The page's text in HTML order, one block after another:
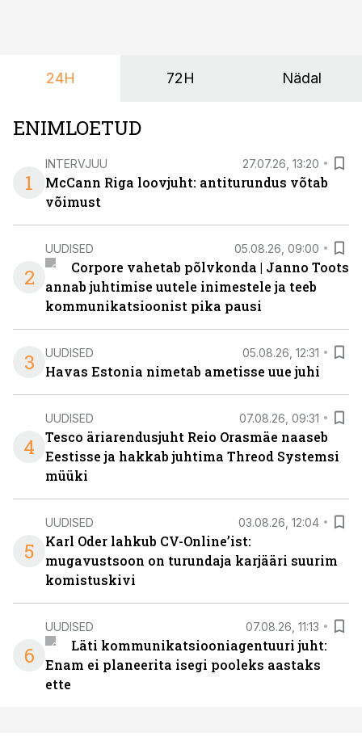
nendele vajadustele vastanud uuendusega, mis pakub
24H 72H Nädal
ENIMLOETUD
1
INTERVJUU 27.07.26, 13:20
McCann Riga loovjuht: antiturundus võtab
võimust
2
UUDISED 05.08.26, 09:00
Corpore vahetab põlvkonda | Janno Toots
annab juhtimise uutele inimestele ja teeb
kommunikatsioonist pika pausi
3 UUDISED 05.08.26, 12:31
Havas Estonia nimetab ametisse uue juhi
4
UUDISED 07.08.26, 09:31
Tesco äriarendusjuht Reio Orasmäe naaseb
Eestisse ja hakkab juhtima Threod Systemsi
müüki
5
UUDISED 03.08.26, 12:04
Karl Oder lahkub CV-Online’ist:
mugavustsoon on turundaja karjääri suurim
komistuskivi
6
UUDISED 07.08.26, 11:13
Läti kommunikatsiooniagentuuri juht:
Enam ei planeerita isegi pooleks aastaks
ette